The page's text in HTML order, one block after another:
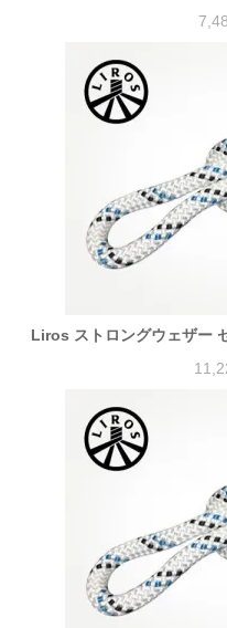
Liros ストロングウェザー